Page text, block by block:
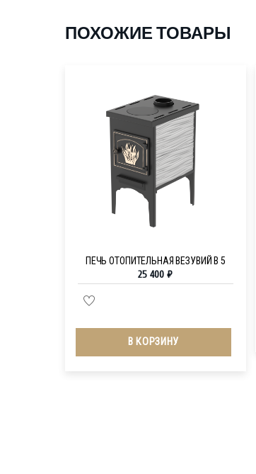
ПОХОЖИЕ ТОВАРЫ
ПЕЧЬ ОТОПИТЕЛЬНАЯ ВЕЗУВИЙ B 5
25 400₽
В КОРЗИНУ